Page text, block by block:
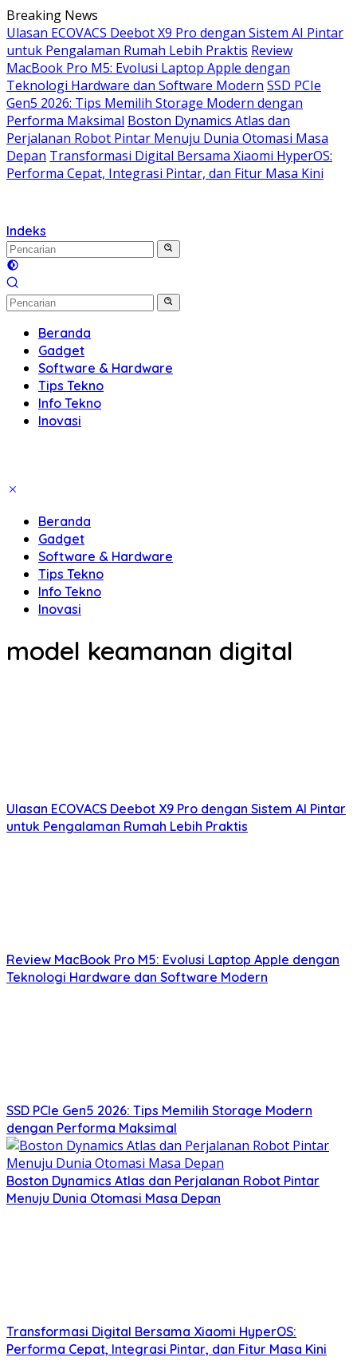
Langsung
ke
konten
Breaking News
Ulasan ECOVACS Deebot X9 Pro dengan Sistem AI Pintar
untuk Pengalaman Rumah Lebih Praktis Review
MacBook Pro M5: Evolusi Laptop Apple dengan
Teknologi Hardware dan Software Modern SSD PCIe
Gen5 2026: Tips Memilih Storage Modern dengan
Performa Maksimal Boston Dynamics Atlas dan
Perjalanan Robot Pintar Menuju Dunia Otomasi Masa
Depan Transformasi Digital Bersama Xiaomi HyperOS:
Performa Cepat, Integrasi Pintar, dan Fitur Masa Kini
Indeks
Beranda
Gadget
Software & Hardware
Tips Tekno
Info Tekno
Inovasi
Beranda
Gadget
Software & Hardware
Tips Tekno
Info Tekno
Inovasi
model keamanan digital
Ulasan ECOVACS Deebot X9 Pro dengan Sistem AI Pintar
untuk Pengalaman Rumah Lebih Praktis
Review MacBook Pro M5: Evolusi Laptop Apple dengan
Teknologi Hardware dan Software Modern
SSD PCIe Gen5 2026: Tips Memilih Storage Modern
dengan Performa Maksimal
Boston Dynamics Atlas dan Perjalanan Robot Pintar
Menuju Dunia Otomasi Masa Depan
Transformasi Digital Bersama Xiaomi HyperOS:
Performa Cepat, Integrasi Pintar, dan Fitur Masa Kini